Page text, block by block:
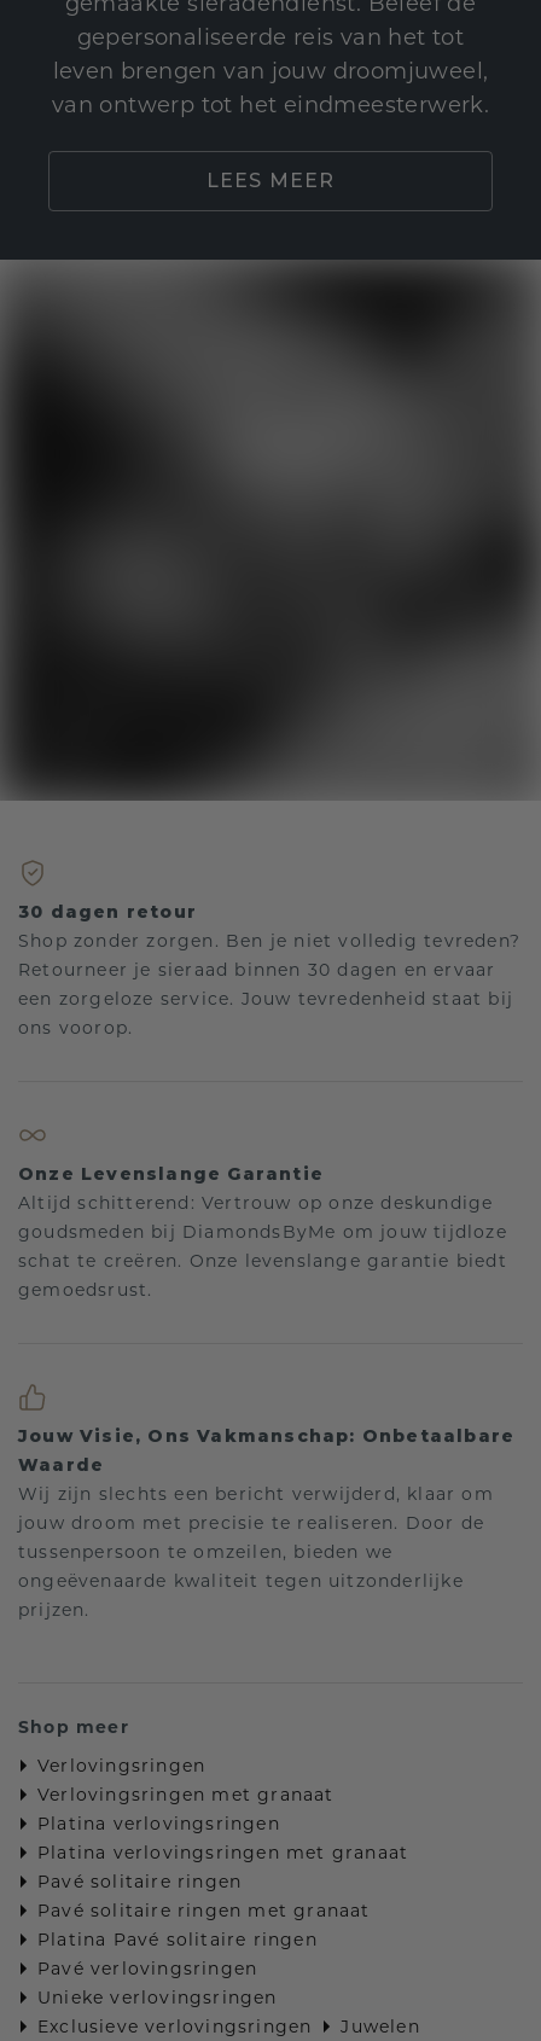
gepersonaliseerde reis van het tot
leven brengen van jouw droomjuweel,
van ontwerp tot het eindmeesterwerk.
LEES MEER
30 dagen retour
Shop zonder zorgen. Ben je niet volledig tevreden?
Retourneer je sieraad binnen 30 dagen en ervaar
een zorgeloze service. Jouw tevredenheid staat bij
ons voorop.
Onze Levenslange Garantie
Altijd schitterend: Vertrouw op onze deskundige
goudsmeden bij DiamondsByMe om jouw tijdloze
schat te creëren. Onze levenslange garantie biedt
gemoedsrust.
Jouw Visie, Ons Vakmanschap: Onbetaalbare
Waarde
Wij zijn slechts een bericht verwijderd, klaar om
jouw droom met precisie te realiseren. Door de
tussenpersoon te omzeilen, bieden we
ongeëvenaarde kwaliteit tegen uitzonderlijke
prijzen.
Shop meer
Verlovingsringen
Verlovingsringen met granaat
Platina verlovingsringen
Platina verlovingsringen met granaat
Pavé solitaire ringen
Pavé solitaire ringen met granaat
Platina Pavé solitaire ringen
Pavé verlovingsringen
Unieke verlovingsringen
Exclusieve verlovingsringen
Juwelen